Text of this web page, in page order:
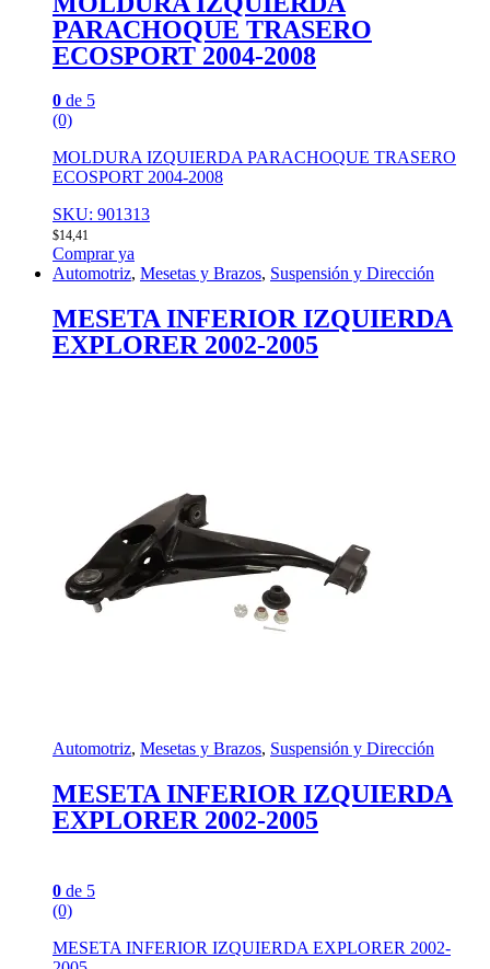
PARACHOQUE TRASERO
ECOSPORT 2004-2008
0 de 5
(0)
MOLDURA IZQUIERDA PARACHOQUE TRASERO
ECOSPORT 2004-2008
SKU: 901313
$14,41
Comprar ya
Automotriz, Mesetas y Brazos, Suspensión y Dirección
MESETA INFERIOR IZQUIERDA
EXPLORER 2002-2005
Automotriz, Mesetas y Brazos, Suspensión y Dirección
MESETA INFERIOR IZQUIERDA
EXPLORER 2002-2005
0 de 5
(0)
MESETA INFERIOR IZQUIERDA EXPLORER 2002-